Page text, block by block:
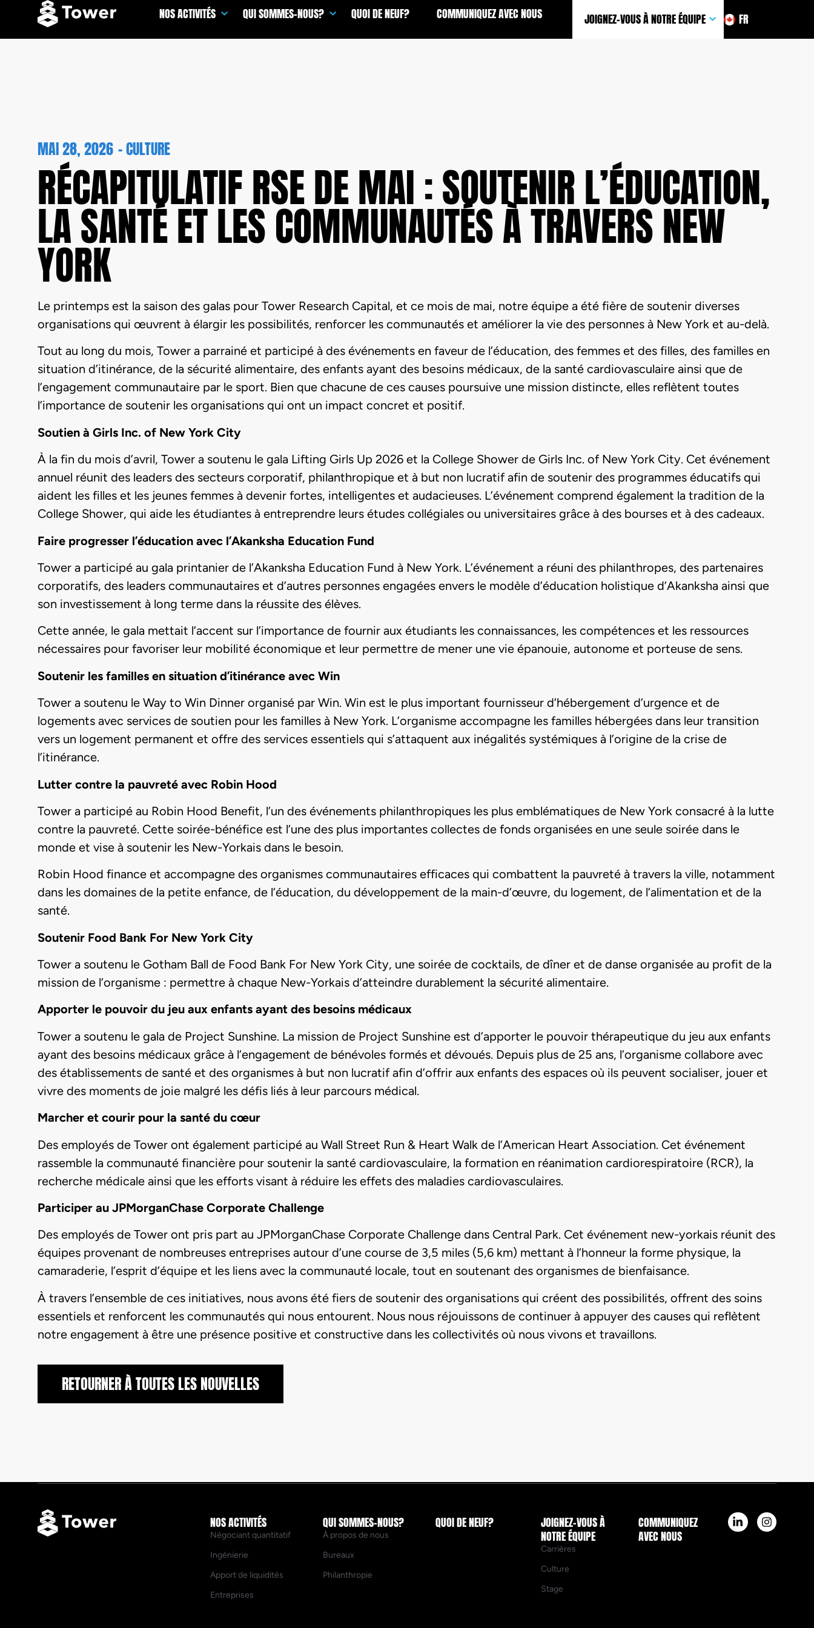
NOS ACTIVITÉS QUI SOMMES-NOUS? QUOI DE NEUF? COMMUNIQUEZ AVEC NOUS JOIGNEZ-VOUS À NOTRE ÉQUIPE FR
MAI 28, 2026 -CULTURE
RÉCAPITULATIF RSE DE MAI : SOUTENIR L’ÉDUCATION,
LA SANTÉ ET LES COMMUNAUTÉS À TRAVERS NEW
YORK
Le printemps est la saison des galas pour Tower Research Capital, et ce mois de mai, notre équipe a été fière de soutenir diverses
organisations qui œuvrent à élargir les possibilités, renforcer les communautés et améliorer la vie des personnes à New York et au-delà.
Tout au long du mois, Tower a parrainé et participé à des événements en faveur de l’éducation, des femmes et des filles, des familles en
situation d’itinérance, de la sécurité alimentaire, des enfants ayant des besoins médicaux, de la santé cardiovasculaire ainsi que de
l’engagement communautaire par le sport. Bien que chacune de ces causes poursuive une mission distincte, elles reflètent toutes
l’importance de soutenir les organisations qui ont un impact concret et positif.
Soutien à Girls Inc. of New York City
À la fin du mois d’avril, Tower a soutenu le gala Lifting Girls Up 2026 et la College Shower de Girls Inc. of New York City. Cet événement
annuel réunit des leaders des secteurs corporatif, philanthropique et à but non lucratif afin de soutenir des programmes éducatifs qui
aident les filles et les jeunes femmes à devenir fortes, intelligentes et audacieuses. L’événement comprend également la tradition de la
College Shower, qui aide les étudiantes à entreprendre leurs études collégiales ou universitaires grâce à des bourses et à des cadeaux.
Faire progresser l’éducation avec l’Akanksha Education Fund
Tower a participé au gala printanier de l’Akanksha Education Fund à New York. L’événement a réuni des philanthropes, des partenaires
corporatifs, des leaders communautaires et d’autres personnes engagées envers le modèle d’éducation holistique d’Akanksha ainsi que
son investissement à long terme dans la réussite des élèves.
Cette année, le gala mettait l’accent sur l’importance de fournir aux étudiants les connaissances, les compétences et les ressources
nécessaires pour favoriser leur mobilité économique et leur permettre de mener une vie épanouie, autonome et porteuse de sens.
Soutenir les familles en situation d’itinérance avec Win
Tower a soutenu le Way to Win Dinner organisé par Win. Win est le plus important fournisseur d’hébergement d’urgence et de
logements avec services de soutien pour les familles à New York. L’organisme accompagne les familles hébergées dans leur transition
vers un logement permanent et offre des services essentiels qui s’attaquent aux inégalités systémiques à l’origine de la crise de
l’itinérance.
Lutter contre la pauvreté avec Robin Hood
Tower a participé au Robin Hood Benefit, l’un des événements philanthropiques les plus emblématiques de New York consacré à la lutte
contre la pauvreté. Cette soirée-bénéfice est l’une des plus importantes collectes de fonds organisées en une seule soirée dans le
monde et vise à soutenir les New-Yorkais dans le besoin.
Robin Hood finance et accompagne des organismes communautaires efficaces qui combattent la pauvreté à travers la ville, notamment
dans les domaines de la petite enfance, de l’éducation, du développement de la main-d’œuvre, du logement, de l’alimentation et de la
santé.
Soutenir Food Bank For New York City
Tower a soutenu le Gotham Ball de Food Bank For New York City, une soirée de cocktails, de dîner et de danse organisée au profit de la
mission de l’organisme : permettre à chaque New-Yorkais d’atteindre durablement la sécurité alimentaire.
Apporter le pouvoir du jeu aux enfants ayant des besoins médicaux
Tower a soutenu le gala de Project Sunshine. La mission de Project Sunshine est d’apporter le pouvoir thérapeutique du jeu aux enfants
ayant des besoins médicaux grâce à l’engagement de bénévoles formés et dévoués. Depuis plus de 25 ans, l’organisme collabore avec
des établissements de santé et des organismes à but non lucratif afin d’offrir aux enfants des espaces où ils peuvent socialiser, jouer et
vivre des moments de joie malgré les défis liés à leur parcours médical.
Marcher et courir pour la santé du cœur
Des employés de Tower ont également participé au Wall Street Run & Heart Walk de l’American Heart Association. Cet événement
rassemble la communauté financière pour soutenir la santé cardiovasculaire, la formation en réanimation cardiorespiratoire (RCR), la
recherche médicale ainsi que les efforts visant à réduire les effets des maladies cardiovasculaires.
Participer au JPMorganChase Corporate Challenge
Des employés de Tower ont pris part au JPMorganChase Corporate Challenge dans Central Park. Cet événement new-yorkais réunit des
équipes provenant de nombreuses entreprises autour d’une course de 3,5 miles (5,6 km) mettant à l’honneur la forme physique, la
camaraderie, l’esprit d’équipe et les liens avec la communauté locale, tout en soutenant des organismes de bienfaisance.
À travers l’ensemble de ces initiatives, nous avons été fiers de soutenir des organisations qui créent des possibilités, offrent des soins
essentiels et renforcent les communautés qui nous entourent. Nous nous réjouissons de continuer à appuyer des causes qui reflètent
notre engagement à être une présence positive et constructive dans les collectivités où nous vivons et travaillons.
RETOURNER À TOUTES LES NOUVELLES
NOS ACTIVITÉS
Négociant quantitatif
Ingénierie
Apport de liquidités
Entreprises
QUI SOMMES-NOUS?
À propos de nous
Bureaux
Philanthropie
QUOI DE NEUF?
JOIGNEZ-VOUS À
NOTRE ÉQUIPE
Carrières
Culture
Stage
COMMUNIQUEZ
AVEC NOUS